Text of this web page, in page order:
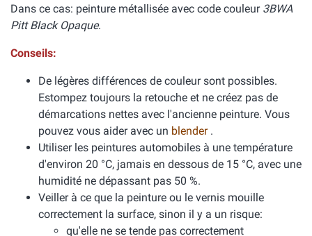
Dans ce cas: peinture métallisée avec code couleur 3BWA
Pitt Black Opaque.
Conseils:
De légères différences de couleur sont possibles.
Estompez toujours la retouche et ne créez pas de
démarcations nettes avec l'ancienne peinture. Vous
pouvez vous aider avec un blender .
Utiliser les peintures automobiles à une température
d'environ 20 °C, jamais en dessous de 15 °C, avec une
humidité ne dépassant pas 50 %.
Veiller à ce que la peinture ou le vernis mouille
correctement la surface, sinon il y a un risque:
qu'elle ne se tende pas correctement